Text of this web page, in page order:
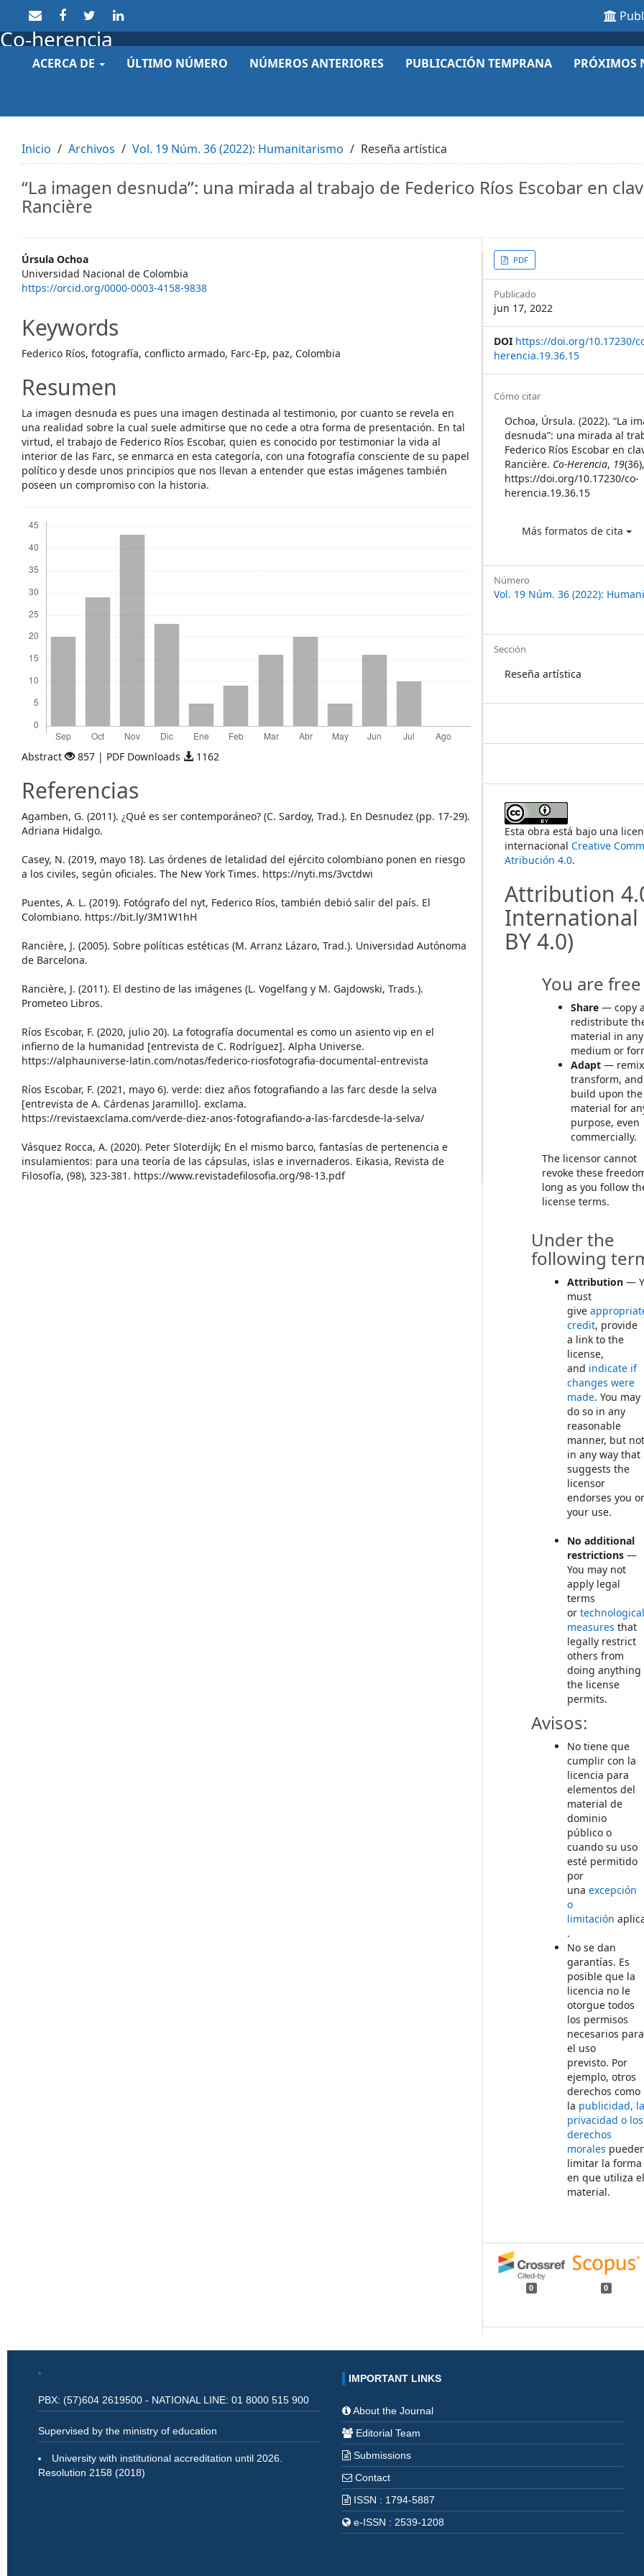
to
page
content
Content
Co-herencia
ACERCA DE ÚLTIMO NÚMERO NÚMEROS ANTERIORES PUBLICACIÓN TEMPRANA PRÓXIMOS
Inicio Archivos Vol. 19 Núm. 36 (2022): Humanitarismo Reseña artística
“La imagen desnuda”: una mirada al trabajo de Federico Ríos Escobar en
Rancière
Main
Article
Úrsula Ochoa
Universidad Nacional de Colombia
https://orcid.org/0000-0003-4158-9838
Keywords
Federico Ríos, fotografía, conflicto armado, Farc-Ep, paz, Colombia
Resumen
La imagen desnuda es pues una imagen destinada al testimonio, por cuanto se revela en
una realidad sobre la cual suele admitirse que no cede a otra forma de presentación. En tal
virtud, el trabajo de Federico Ríos Escobar, quien es conocido por testimoniar la vida al
interior de las Farc, se enmarca en esta categoría, con una fotografía consciente de su papel
político y desde unos principios que nos llevan a entender que estas imágenes también
poseen un compromiso con la historia.
Abstract 857 | PDF Downloads 1162
Referencias
Agamben, G. (2011). ¿Qué es ser contemporáneo? (C. Sardoy, Trad.). En Desnudez (pp. 17-29).
Adriana Hidalgo.
Casey, N. (2019, mayo 18). Las órdenes de letalidad del ejército colombiano ponen en riesgo
a los civiles, según oficiales. The New York Times. https://nyti.ms/3vctdwi
Puentes, A. L. (2019). Fotógrafo del nyt, Federico Ríos, también debió salir del país. El
Colombiano. https://bit.ly/3M1W1hH
Rancière, J. (2005). Sobre políticas estéticas (M. Arranz Lázaro, Trad.). Universidad Autónoma
de Barcelona.
Rancière, J. (2011). El destino de las imágenes (L. Vogelfang y M. Gajdowski, Trads.).
Prometeo Libros.
Ríos Escobar, F. (2020, julio 20). La fotografía documental es como un asiento vip en el
infierno de la humanidad [entrevista de C. Rodríguez]. Alpha Universe.
https://alphauniverse-latin.com/notas/federico-riosfotografia-documental-entrevista
Ríos Escobar, F. (2021, mayo 6). verde: diez años fotografiando a las farc desde la selva
[entrevista de A. Cárdenas Jaramillo]. exclama.
https://revistaexclama.com/verde-diez-anos-fotografiando-a-las-farcdesde-la-selva/
Vásquez Rocca, A. (2020). Peter Sloterdijk; En el mismo barco, fantasías de pertenencia e
insulamientos: para una teoría de las cápsulas, islas e invernaderos. Eikasia, Revista de
Filosofía, (98), 323-381. https://www.revistadefilosofia.org/98-13.pdf
Article
Sidebar
PDF
Publicado
jun 17, 2022
DOI https://doi.org/10.17230/
herencia.19.36.15
Article
Details
Cómo citar
Ochoa, Úrsula. (2022). “La
desnuda”: una mirada al
Federico Ríos Escobar en
Rancière. Co-Herencia, 19
https://doi.org/10.17230/co-
herencia.19.36.15
Más formatos de cita
Número
Vol. 19 Núm. 36 (2022):
Sección
Reseña artística
Esta obra está bajo una
internacionalCreative
Atribución 4.0.
Attribution
International
BY 4.0)
You are
Share — copy
redistribute
material in any
medium or
Adapt —
transform, and
build upon the
material for
purpose, even
commercially.
The licensor cannot
revoke these
long as you follow
license terms.
Under the
following
Attribution —
must
give
credit, provide
a link to the
license,
and indicate if
changes were
made. You may
do so in any
reasonable
manner, but not
in any way that
suggests the
licensor
endorses you or
your use.
No additional
restrictions —
You may not
apply legal
terms
ortechnological
measures that
legally restrict
others from
doing anything
the license
permits.
Avisos:
No tiene que
cumplir con la
licencia para
elementos del
material de
dominio
público o
cuando su uso
esté permitido
por
unaexcepción
o
limitación
.
No se dan
garantías. Es
posible que la
licencia no le
otorgue todos
los permisos
necesarios para
el uso
previsto. Por
ejemplo, otros
derechos como
la publicidad, la
privacidad o los
derechos
morales
limitar la forma
en que utiliza el
material.
0 0
PBX: (57)604 2619500 - NATIONAL LINE: 01 8000 515 900
Supervised by the ministry of education
University with institutional accreditation until 2026.
Resolution 2158 (2018)
IMPORTANT LINKS
About the Journal
Editorial Team
Submissions
Contact
ISSN : 1794-5887
e-ISSN : 2539-1208